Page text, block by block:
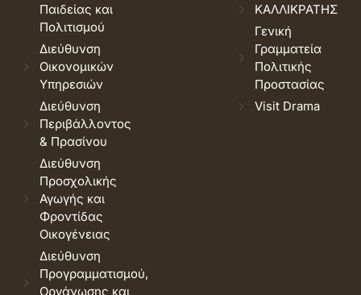
Παιδείας και
Πολιτισμού
Διεύθυνση
Οικονομικών
Υπηρεσιών
Διεύθυνση
Περιβάλλοντος
& Πρασίνου
Διεύθυνση
Προσχολικής
Αγωγής και
Φροντίδας
Οικογένειας
Διεύθυνση
Προγραμματισμού,
Οργάνωσης και
ΚΑΛΛΙΚΡΑΤΗΣ
Γενική
Γραμματεία
Πολιτικής
Προστασίας
Visit Drama